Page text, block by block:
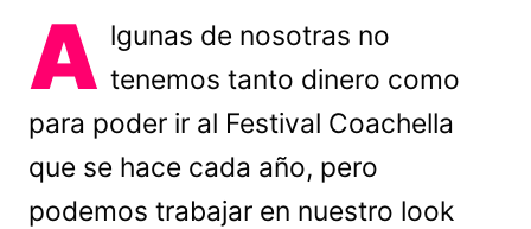
A lgunas de nosotras no
tenemos tanto dinero como
para poder ir al Festival Coachella
que se hace cada año, pero
podemos trabajar en nuestro look